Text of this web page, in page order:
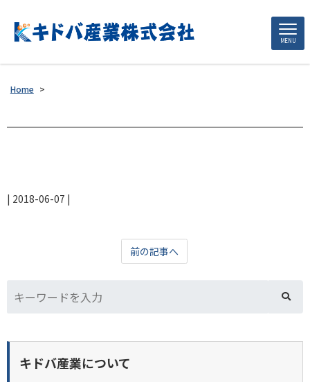
MENU
Home >
| 2018-06-07 |
前の記事へ
キドバ産業について